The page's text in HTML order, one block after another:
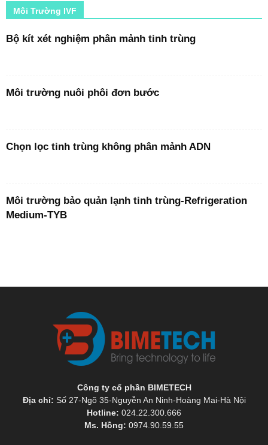
Môi Trường IVF
Bộ kít xét nghiệm phân mảnh tinh trùng
Môi trường nuôi phôi đơn bước
Chọn lọc tinh trùng không phân mảnh ADN
Môi trường bảo quản lạnh tinh trùng-Refrigeration
Medium-TYB
Công ty cổ phần BIMETECH
Địa chỉ: Số 27-Ngõ 35-Nguyễn An Ninh-Hoàng Mai-Hà Nội
Hotline: 024.22.300.666
Ms. Hồng: 0974.90.59.55